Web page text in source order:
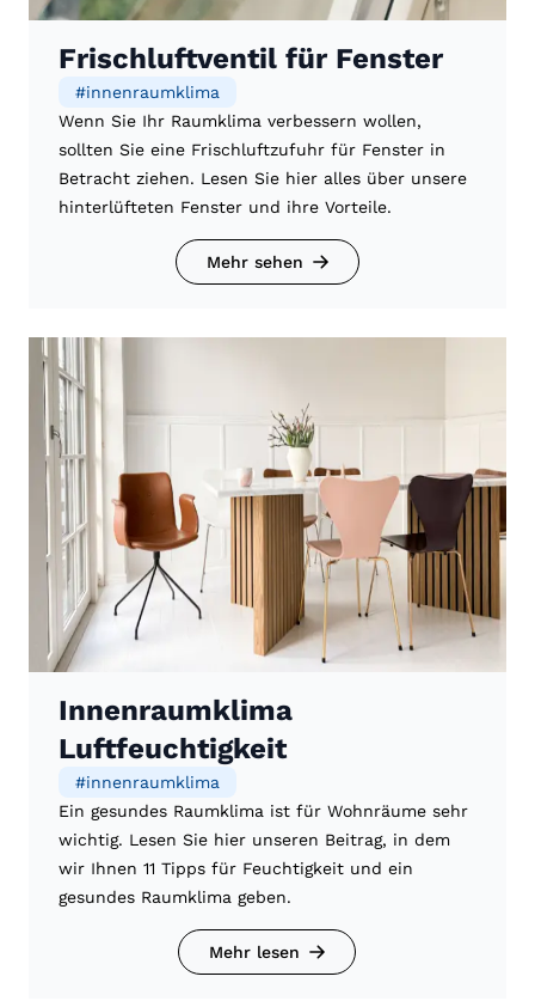
Frischluftventil für Fenster
#innenraumklima
Wenn Sie Ihr Raumklima verbessern wollen,
sollten Sie eine Frischluftzufuhr für Fenster in
Betracht ziehen. Lesen Sie hier alles über unsere
hinterlüfteten Fenster und ihre Vorteile.
Mehr sehen
Innenraumklima
Luftfeuchtigkeit
#innenraumklima
Ein gesundes Raumklima ist für Wohnräume sehr
wichtig. Lesen Sie hier unseren Beitrag, in dem
wir Ihnen 11 Tipps für Feuchtigkeit und ein
gesundes Raumklima geben.
Mehr lesen